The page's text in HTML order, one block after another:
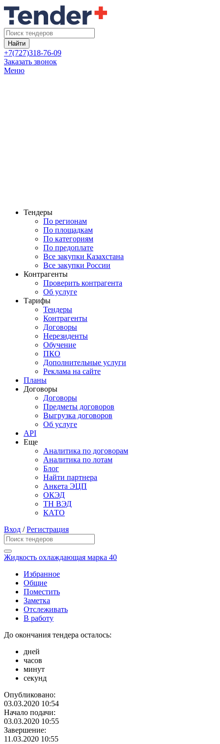
Найти
+7(727)318-76-09
Заказать звонок
Меню
Тендеры
По регионам
По площадкам
По категориям
По предоплате
Все закупки Казахстана
Все закупки России
Контрагенты
Проверить контрагента
Об услуге
Тарифы
Тендеры
Контрагенты
Договоры
Нерезиденты
Обучение
ПКО
Дополнительные услуги
Реклама на сайте
Планы
Договоры
Договоры
Предметы договоров
Выгрузка договоров
Об услуге
API
Еще
Аналитика по договорам
Аналитика по лотам
Блог
Найти партнера
Анкета ЭЦП
ОКЭД
ТН ВЭД
КАТО
Вход /Регистрация
Жидкость охлаждающая марка 40
Избранное
Общие
Поместить
Заметка
Отслеживать
В работу
До окончания тендера осталось:
дней
часов
минут
секунд
Опубликовано:
03.03.2020 10:54
Начало подачи:
03.03.2020 10:55
Завершение:
11.03.2020 10:55